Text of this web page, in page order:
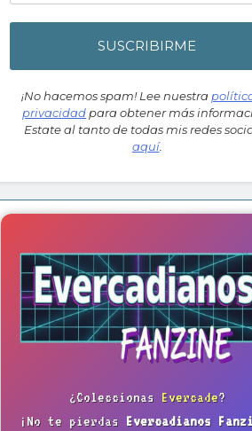
¡No hacemos spam! Lee nuestra
privacidad para obtener más
Estate al tanto de todas mis redes
aquí.
¿Coleccionas Evercade?
¡No te pierdas Evercadianos